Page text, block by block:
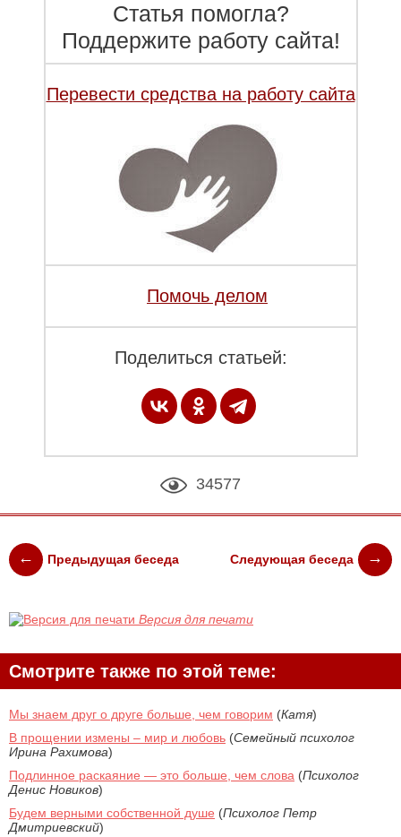
Статья помогла?
Поддержите работу сайта!
Перевести средства на работу сайта
Помочь делом
Поделиться статьей:
34577
Предыдущая беседа Следующая беседа
Версия для печати
Смотрите также по этой теме:
Мы знаем друг о друге больше, чем говорим (Катя)
В прощении измены – мир и любовь (Семейный психолог
Ирина Рахимова)
Подлинное раскаяние — это больше, чем слова (Психолог
Денис Новиков)
Будем верными собственной душе (Психолог Петр
Дмитриевский)